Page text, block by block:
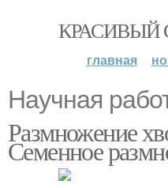
КРАСИВЫЙ
главная
Научная
Размножение
Семенное